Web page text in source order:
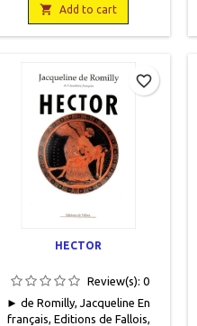
occasion,9782012353398Bon
état. Couverture défraîchie.
 Add to cart
HECTOR
Review(s):0
► de Romilly, Jacqueline En
français, Editions de Fallois,
favorite_border